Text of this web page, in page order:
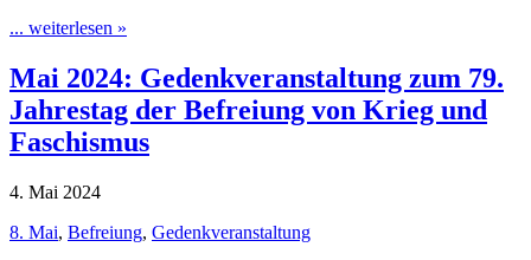
... weiterlesen »
Mai 2024: Gedenkveranstaltung zum 79.
Jahrestag der Befreiung von Krieg und
Faschismus
4. Mai 2024
8. Mai, Befreiung, Gedenkveranstaltung